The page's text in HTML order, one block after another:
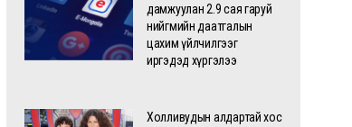
дамжуулан 2.9 сая гаруй
нийгмийн даатгалын
цахим үйлчилгээг
иргэдэд хүргэлээ
Холливудын алдартай хос